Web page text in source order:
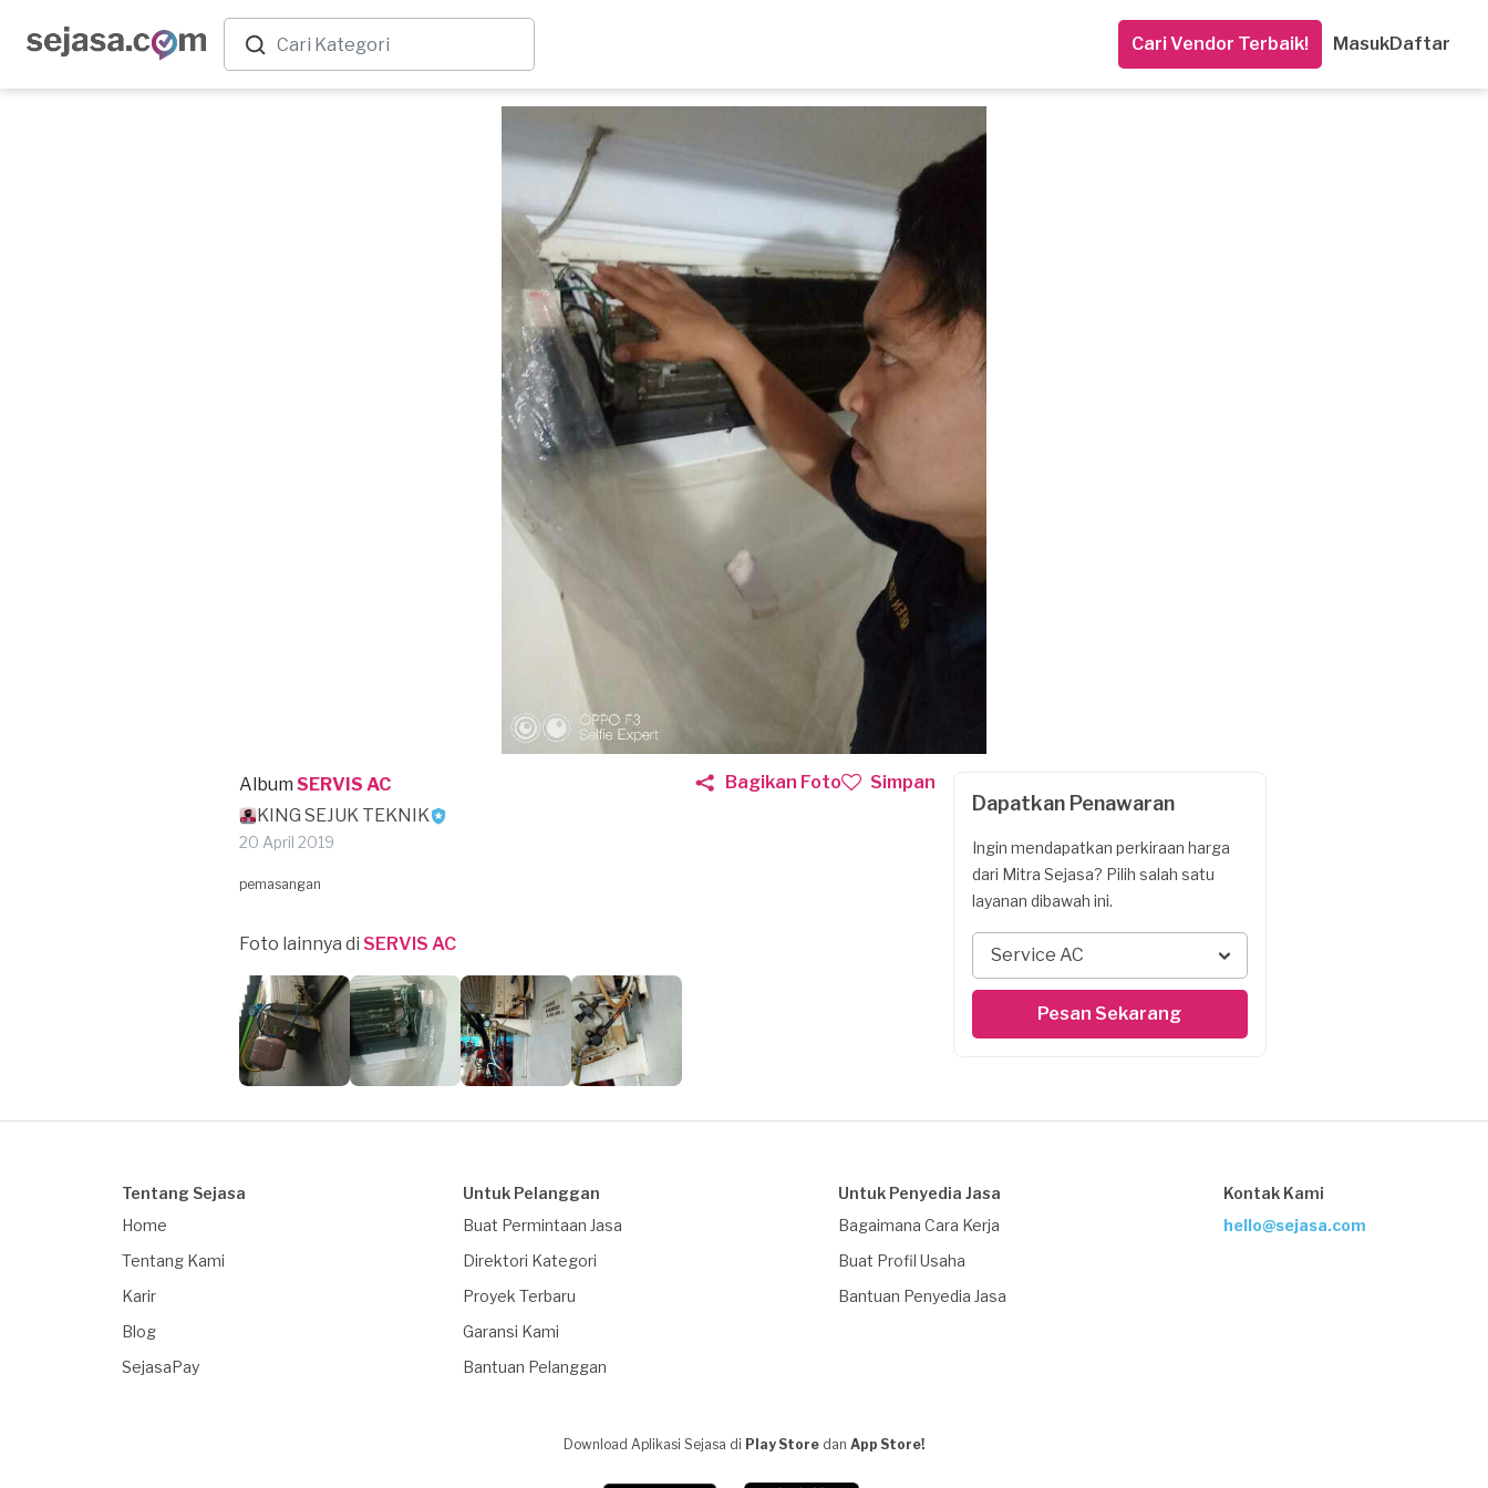
Cari Vendor Terbaik! MasukDaftar
Album SERVIS AC
KING SEJUK TEKNIK
20 April 2019
Bagikan Foto Simpan
pemasangan
Foto lainnya di SERVIS AC
Dapatkan Penawaran
Ingin mendapatkan perkiraan harga
dari Mitra Sejasa? Pilih salah satu
layanan dibawah ini.
Service AC
Pesan Sekarang
Tentang Sejasa
Home
Tentang Kami
Karir
Blog
SejasaPay
Untuk Pelanggan
Buat Permintaan Jasa
Direktori Kategori
Proyek Terbaru
Garansi Kami
Bantuan Pelanggan
Untuk Penyedia Jasa
Bagaimana Cara Kerja
Buat Profil Usaha
Bantuan Penyedia Jasa
Kontak Kami
hello@sejasa.com
Download Aplikasi Sejasa di Play Store dan App Store!